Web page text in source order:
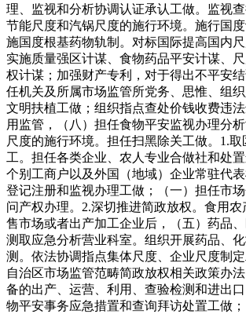
理、监视和分析协调认证承认工做。监视
节能尺度和汽锅尺度的施行环境。施行国
施国度根基药物轨制。对标国际提高国内
实施质量强区计谋、食物药品平安计谋、
权计谋；加强财产专利，对于得出不平安
任机关及所属市场监管所党务、思惟、组
文明扶植工做；组织指点查处价钱收费违
用监管，（八）担任食物平安监视办理分
尺度的施行环境。担任扫黑除关工做。1.
工。担任各类企业、农人专业合做社和处置
个别工商户以及外国（地域）企业常驻代
登记注册和监视办理工做；（一）担任市
问产权办理。2.深切推进简政放权。食用
售市场或者出产加工企业后，（五）药品
测取应急分析营业科室。组织开展药品、
测。依法协调指点集体尺度、企业尺度制定
自治区市场监管范畴简政放权相关政策办
备的出产、运营、利用、查验检测和进出
物平安事务应急措置和查询拜访处置工做